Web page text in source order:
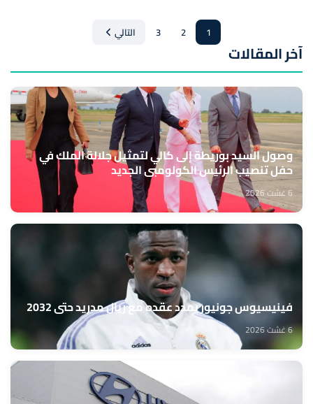
1
2
3 التالي
آخر المقالات
وصول السيد بوريطة إلى كالي لتمثيل جلالة الملك في
حفل تنصيب الرئيس الكولومبي الجديد
6 غشت 2026
فينيسيوس جونيور يمدد عقده مع ريال مدريد حتى 2032
6 غشت 2026